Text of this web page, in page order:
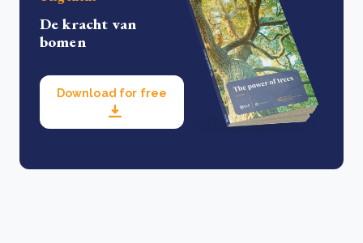
De kracht van
bomen
Download for free